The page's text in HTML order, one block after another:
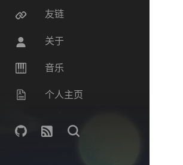
友链
关于
音乐
个人主页